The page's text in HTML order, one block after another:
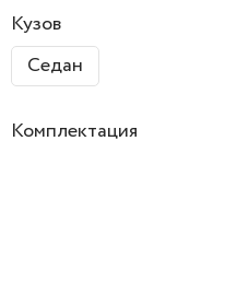
Кузов
Седан
Комплектация